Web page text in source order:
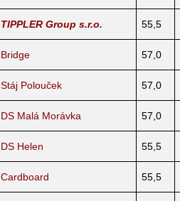
TIPPLER Group s.r.o. 55,5
Bridge 57,0
Stáj Polouček 57,0
DS Malá Morávka 57,0
DS Helen 55,5
Cardboard 55,5